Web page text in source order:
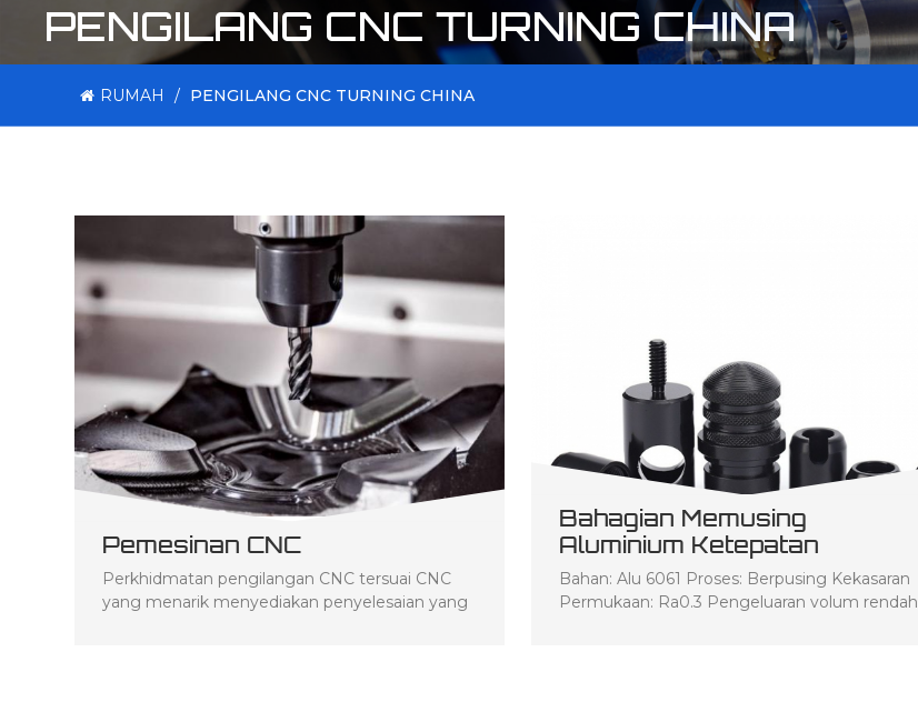
PENGILANG CNC TURNING CHINA
RUMAH / PENGILANG CNC TURNING CHINA
Pemesinan CNC
Perkhidmatan pengilangan CNC tersuai CNC
yang menarik menyediakan penyelesaian yang
Bahagian Memusing
Aluminium Ketepatan
Bahan: Alu 6061 Proses: Berpusing Kekasaran
Permukaan: Ra0.3 Pengeluaran volum rendah